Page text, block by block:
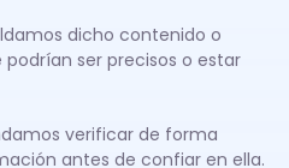
dicho contenido o
ser precisos o estar
verificar de forma
antes de confiar en ella.